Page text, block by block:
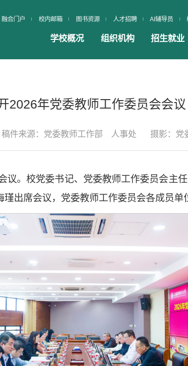
融合门户 校内邮箱 图书资源 人才招聘 AI辅导员
学校概况 组织机构 招生就业
2026年党委教师工作委员会会议
稿件来源：党委教师工作部 人事处 摄影：党
议。校党委书记、党委教师工作委员会主
出席会议，党委教师工作委员会各成员单